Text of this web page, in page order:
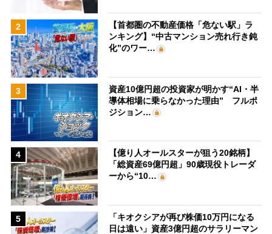
2
【首都圏の不動産価格「危ない駅」ラ
ンキング】“中古マンション売れ行き鈍
化”のワー…
3
資産10億円超の投資家が明かす“AI・半
導体相場に乗らなかった理由” フルポ
ジション…
4
【億り人オールスターが狙う20銘柄】
「総資産69億円超」90歳現役トレーダ
ーから“10…
5
「キオクシアが再び株価10万円になる
日は遠い」資産3億円超のサラリーマン